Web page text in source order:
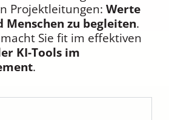
Projektleitungen: Werte
Menschen zu begleiten.
Sie fit im effektiven
KI-Tools im
.